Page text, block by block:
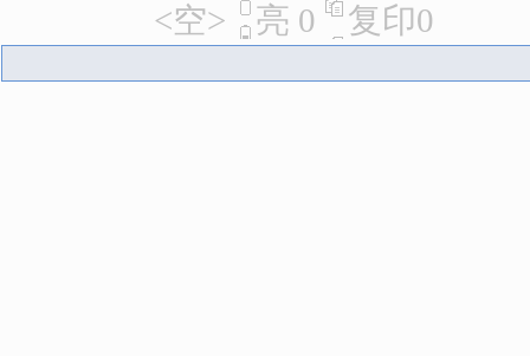
<空>
亮 0 复印0